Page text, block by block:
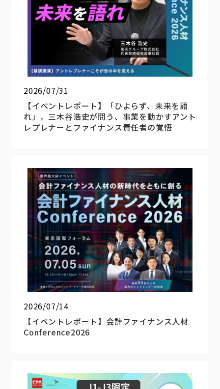
2026/07/31
【イベントレポート】「ひよらず、未来を語
れ」。三木谷浩史が問う、事業を動かすアント
レプレナーとファイナンス責任者の覚悟
2026/07/14
【イベントレポート】会計ファイナンス人材
Conference2026